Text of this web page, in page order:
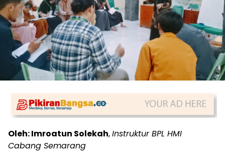
Oleh: Imroatun Solekah,Instruktur BPL HMI
Cabang Semarang